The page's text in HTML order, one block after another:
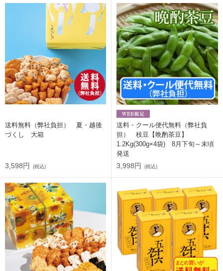
送料無料（弊社負担） 夏・越後
づくし 大箱
3,598円 (税込)
送料・クール便代無料（弊社負
担） 枝豆【晩酌茶豆】
1.2Kg(300g×4袋) 8月下旬～末頃
発送
3,998円 (税込)